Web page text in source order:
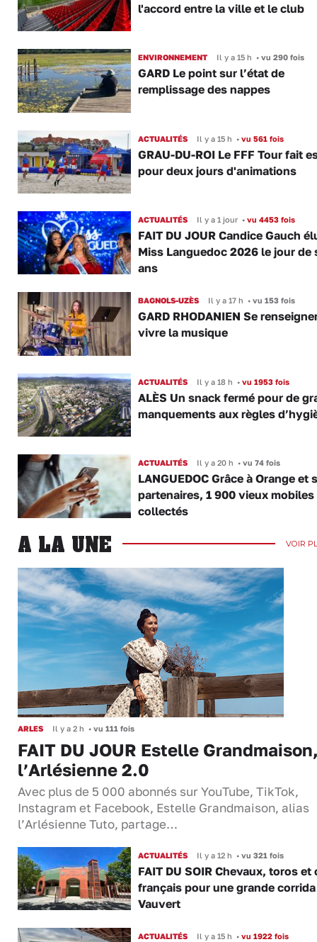
l'accord entre la ville et le club
ENVIRONNEMENT Il y a 15 h •vu 290 fois
GARD Le point sur l’état de
remplissage des nappes
ACTUALITÉS Il y a 15 h •vu 561 fois
GRAU-DU-ROI Le FFF Tour fait
pour deux jours d'animations
ACTUALITÉS Il y a 1 jour •vu 4453 fois
FAIT DU JOUR Candice Gauch
Miss Languedoc 2026 le jour de
ans
BAGNOLS-UZÈS Il y a 17 h •vu 153 fois
GARD RHODANIEN Se
vivre la musique
ACTUALITÉS Il y a 18 h •vu 1953 fois
ALÈS Un snack fermé pour de
manquements aux règles
ACTUALITÉS Il y a 20 h •vu 74 fois
LANGUEDOC Grâce à Orange et
partenaires, 1 900 vieux mobiles
collectés
A LA UNE VOIR
ARLES Il y a 2 h • vu 111 fois
FAIT DU JOUR Estelle
l’Arlésienne 2.0
Avec plus de 5 000 abonnés sur YouTube, TikTok,
Instagram et Facebook, Estelle Grandmaison, alias
l’Arlésienne Tuto, partage…
ACTUALITÉS Il y a 12 h •vu 321 fois
FAIT DU SOIR Chevaux, toros et
français pour une grande corrida
Vauvert
ACTUALITÉS Il y a 15 h •vu 1922 fois